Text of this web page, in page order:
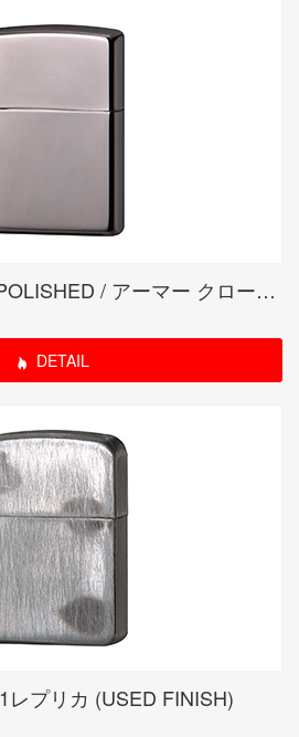
ARMOR CHROME POLISHED / アーマー クロームポリッシュド
DETAIL
レプリカ (USED FINISH)